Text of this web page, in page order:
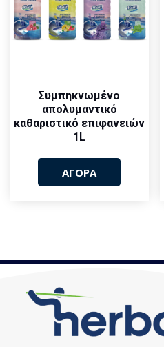
Συμπηκνωμένο
απολυμαντικό
καθαριστικό επιφανειών
1L
ΑΓΟΡΑ